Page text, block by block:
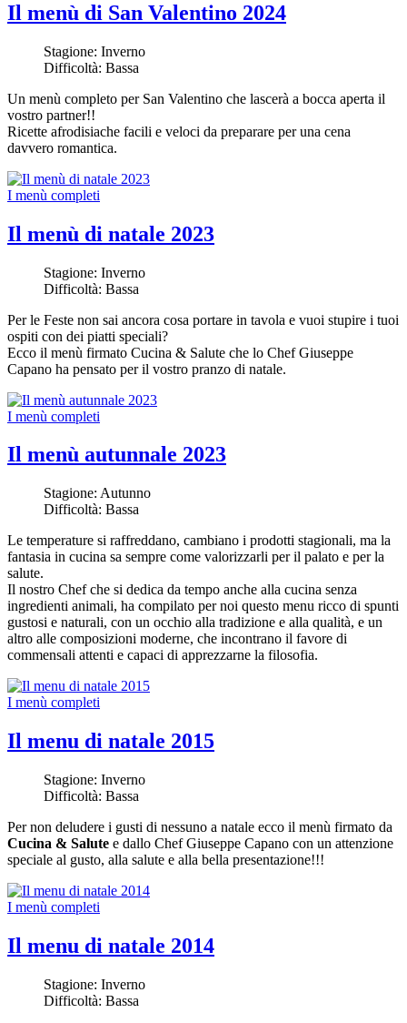
Il menù di San Valentino 2024
Stagione: Inverno
Difficoltà: Bassa
Un menù completo per San Valentino che lascerà a bocca aperta il
vostro partner!!
Ricette afrodisiache facili e veloci da preparare per una cena
davvero romantica.
I menù completi
Il menù di natale 2023
Stagione: Inverno
Difficoltà: Bassa
Per le Feste non sai ancora cosa portare in tavola e vuoi stupire i tuoi
ospiti con dei piatti speciali?
Ecco il menù firmato Cucina & Salute che lo Chef Giuseppe
Capano ha pensato per il vostro pranzo di natale.
I menù completi
Il menù autunnale 2023
Stagione: Autunno
Difficoltà: Bassa
Le temperature si raffreddano, cambiano i prodotti stagionali, ma la
fantasia in cucina sa sempre come valorizzarli per il palato e per la
salute.
Il nostro Chef che si dedica da tempo anche alla cucina senza
ingredienti animali, ha compilato per noi questo menu ricco di spunti
gustosi e naturali, con un occhio alla tradizione e alla qualità, e un
altro alle composizioni moderne, che incontrano il favore di
commensali attenti e capaci di apprezzarne la filosofia.
I menù completi
Il menu di natale 2015
Stagione: Inverno
Difficoltà: Bassa
Per non deludere i gusti di nessuno a natale ecco il menù firmato da
Cucina & Salute e dallo Chef Giuseppe Capano con un attenzione
speciale al gusto, alla salute e alla bella presentazione!!!
I menù completi
Il menu di natale 2014
Stagione: Inverno
Difficoltà: Bassa